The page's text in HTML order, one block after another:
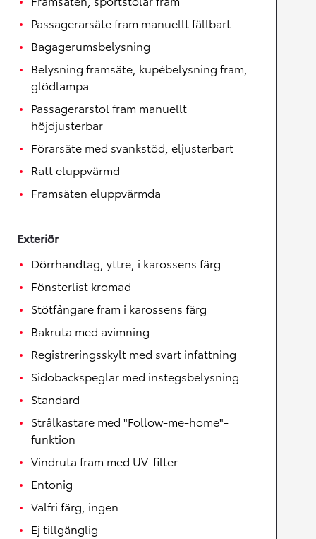
Passagerarsäte fram manuellt fällbart
Bagagerumsbelysning
Belysning framsäte, kupébelysning fram,
glödlampa
Passagerarstol fram manuellt
höjdjusterbar
Förarsäte med svankstöd, eljusterbart
Ratt eluppvärmd
Framsäten eluppvärmda
Exteriör
Dörrhandtag, yttre, i karossens färg
Fönsterlist kromad
Stötfångare fram i karossens färg
Bakruta med avimning
Registreringsskylt med svart infattning
Sidobackspeglar med instegsbelysning
Standard
Strålkastare med "Follow-me-home"-
funktion
Vindruta fram med UV-filter
Entonig
Valfri färg, ingen
Ej tillgänglig